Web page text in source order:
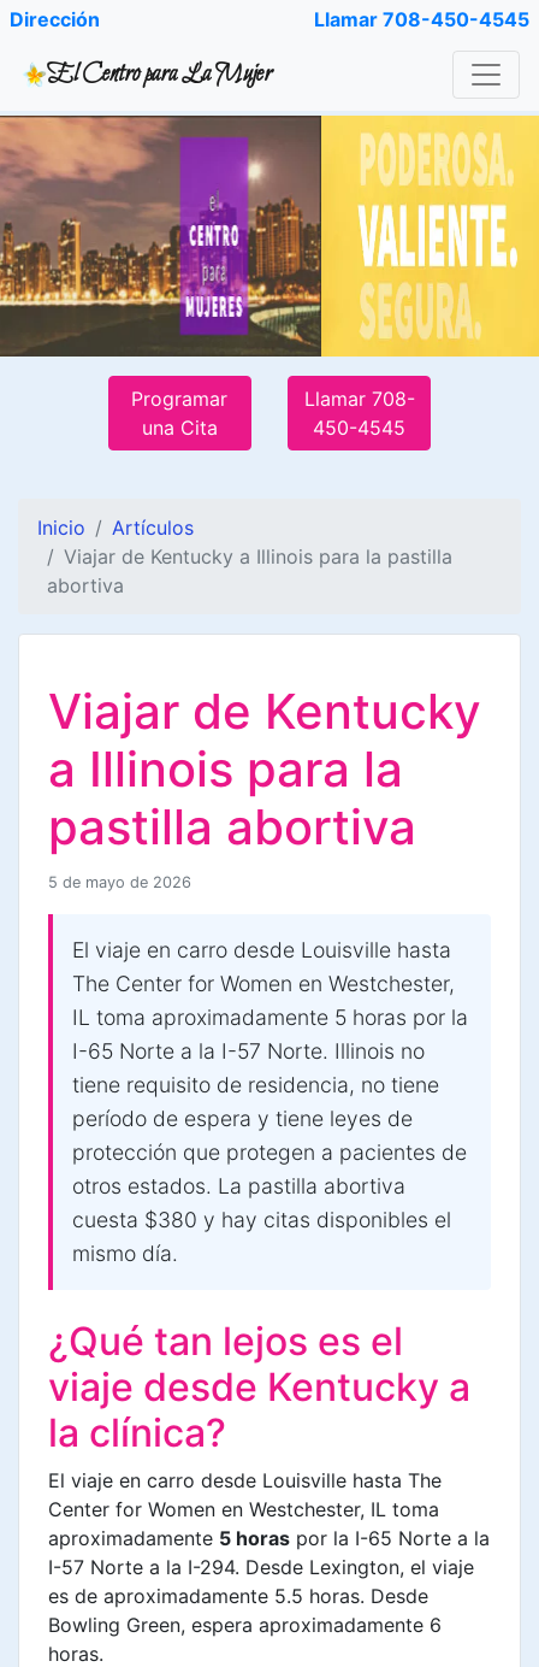
Dirección Llamar 708-450-4545
El Centro para La Mujer
Programar
una Cita
Llamar 708-
450-4545
Inicio
Artículos
Viajar de Kentucky a Illinois para la pastilla
abortiva
Viajar de Kentucky
a Illinois para la
pastilla abortiva
5 de mayo de 2026
El viaje en carro desde Louisville hasta
The Center for Women en Westchester,
IL toma aproximadamente 5 horas por la
I-65 Norte a la I-57 Norte. Illinois no
tiene requisito de residencia, no tiene
período de espera y tiene leyes de
protección que protegen a pacientes de
otros estados. La pastilla abortiva
cuesta $380 y hay citas disponibles el
mismo día.
¿Qué tan lejos es el
viaje desde Kentucky a
la clínica?
El viaje en carro desde Louisville hasta The
Center for Women en Westchester, IL toma
aproximadamente 5 horas por la I-65 Norte a la
I-57 Norte a la I-294. Desde Lexington, el viaje
es de aproximadamente 5.5 horas. Desde
Bowling Green, espera aproximadamente 6
horas.